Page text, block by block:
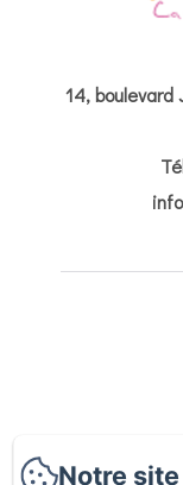
14, boulevard
Notre